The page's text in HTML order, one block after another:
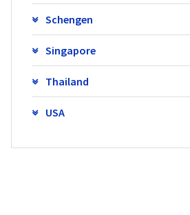
Schengen
Singapore
Thailand
USA